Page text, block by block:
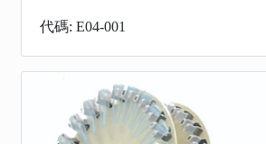
代碼: E04-001